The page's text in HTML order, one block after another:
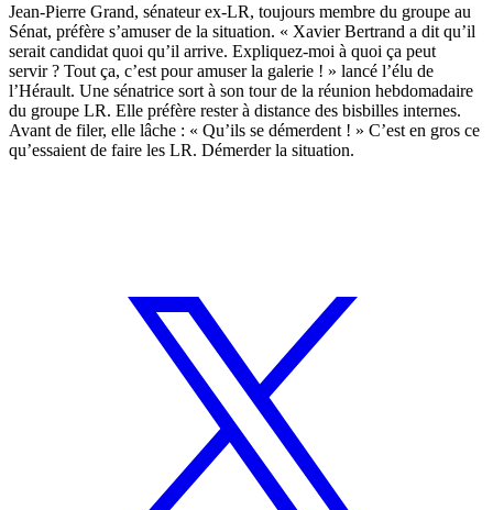
Jean-Pierre Grand, sénateur ex-LR, toujours membre du groupe au
Sénat, préfère s’amuser de la situation. « Xavier Bertrand a dit qu’il
serait candidat quoi qu’il arrive. Expliquez-moi à quoi ça peut
servir ? Tout ça, c’est pour amuser la galerie ! » lancé l’élu de
l’Hérault. Une sénatrice sort à son tour de la réunion hebdomadaire
du groupe LR. Elle préfère rester à distance des bisbilles internes.
Avant de filer, elle lâche : « Qu’ils se démerdent ! » C’est en gros ce
qu’essaient de faire les LR. Démerder la situation.